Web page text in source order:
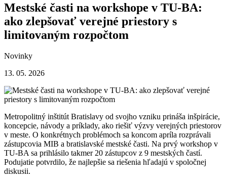
Mestské časti na workshope v TU-BA:
ako zlepšovať verejné priestory s
limitovaným rozpočtom
Novinky
13. 05. 2026
Metropolitný inštitút Bratislavy od svojho vzniku prináša inšpirácie,
koncepcie, návody a príklady, ako riešiť výzvy verejných priestorov
v meste. O konkrétnych problémoch sa koncom apríla rozprávali
zástupcovia MIB a bratislavské mestské časti. Na prvý workshop v
TU-BA sa prihlásilo takmer 20 zástupcov z 9 mestských častí.
Podujatie potvrdilo, že najlepšie sa riešenia hľadajú v spoločnej
diskusii.